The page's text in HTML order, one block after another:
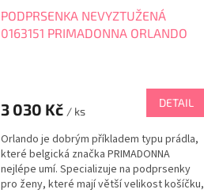
PODPRSENKA NEVYZTUŽENÁ
0163151 PRIMADONNA ORLANDO
3 030 Kč / ks
DETAIL
Orlando je dobrým příkladem typu prádla,
které belgická značka PRIMADONNA
nejlépe umí. Specializuje na podprsenky
pro ženy, které mají větší velikost košíčku,